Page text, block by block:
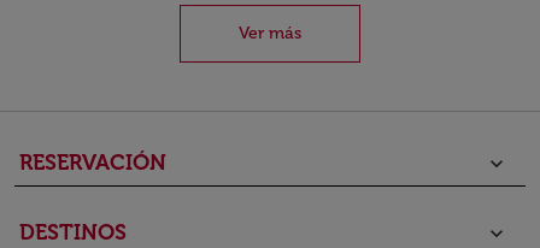
Ver más
RESERVACIÓN keyboard_arrow_down
DESTINOS keyboard_arrow_down